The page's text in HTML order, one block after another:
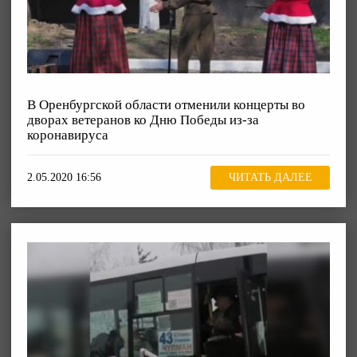
В Оренбургской области отменили концерты во
дворах ветеранов ко Дню Победы из-за
коронавируса
2.05.2020 16:56 ЧИТАТЬ ДАЛЕЕ